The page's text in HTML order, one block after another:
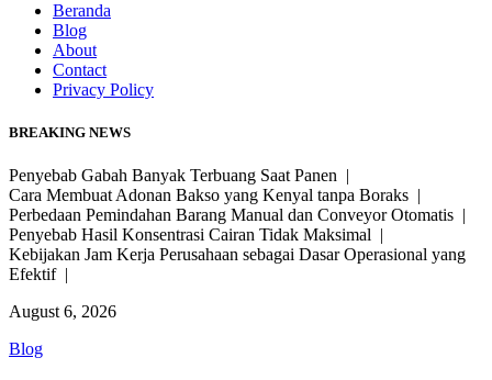
Beranda
Blog
About
Contact
Privacy Policy
BREAKING NEWS
Penyebab Gabah Banyak Terbuang Saat Panen |
Cara Membuat Adonan Bakso yang Kenyal tanpa Boraks |
Perbedaan Pemindahan Barang Manual dan Conveyor Otomatis |
Penyebab Hasil Konsentrasi Cairan Tidak Maksimal |
Kebijakan Jam Kerja Perusahaan sebagai Dasar Operasional yang
Efektif |
August 6, 2026
Blog